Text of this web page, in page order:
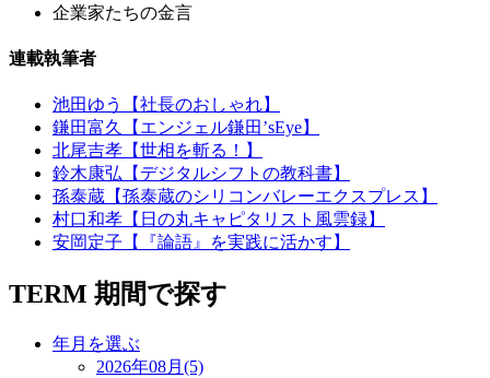
企業家たちの金言
連載執筆者
池田ゆう【社長のおしゃれ】
鎌田富久【エンジェル鎌田’sEye】
北尾吉孝【世相を斬る！】
鈴木康弘【デジタルシフトの教科書】
孫泰蔵【孫泰蔵のシリコンバレーエクスプレス】
村口和孝【日の丸キャピタリスト風雲録】
安岡定子【『論語』を実践に活かす】
TERM 期間で探す
年月を選ぶ
2026年08月(5)